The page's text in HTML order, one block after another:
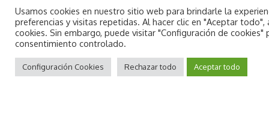
Privacy Policy andTerms of Use.
Aceptar
Comparte esta noticia
Usamos cookies en nuestro sitio web para brindarle la
preferencias y visitas repetidas. Al hacer clic en "Aceptar
cookies. Sin embargo, puede visitar "Configuración de cookies"
consentimiento controlado.
Configuración Cookies Rechazar todo Aceptar todo